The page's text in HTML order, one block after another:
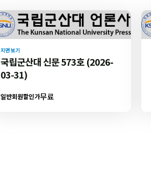
지면 보기
국립군산대 신문 573호 (2026-
03-31)
일반회원할인가무료